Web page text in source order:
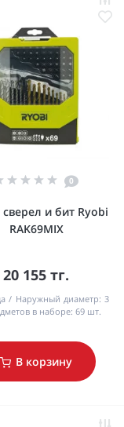
0
и бит Ryobi
RAK69MIX
20 155 тг.
Наружный диаметр: 3
в наборе: 69 шт.
В корзину